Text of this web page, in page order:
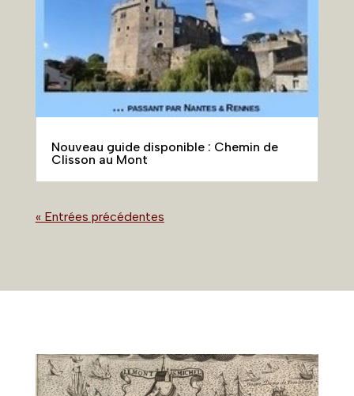
Nouveau guide disponible : Chemin de
Clisson au Mont
« Entrées précédentes